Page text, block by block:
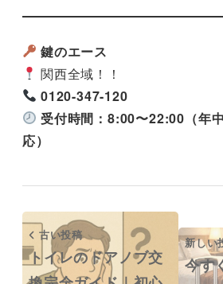
鍵のエース
関西全域！！
0120-347-120
受付時間：8:00〜22:00（年
応）
古い投稿
トイレのドアノブ交
新しい
今す